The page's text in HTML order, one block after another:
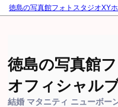
徳島の写真館フォトスタジオXY
徳島の写真館
オフィシャル
結婚 マタニティ ニューボー